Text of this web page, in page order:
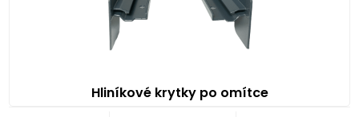
Hliníkové krytky po omítce